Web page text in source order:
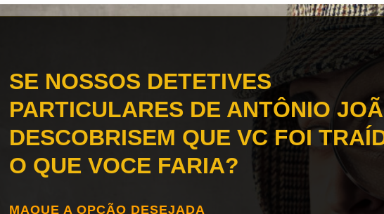
SE NOSSOS DETETIVES
PARTICULARES DE ANTÔNIO
DESCOBRISEM QUE VC FOI
O QUE VOCE FARIA?
MAQUE A OPÇÃO DESEJADA